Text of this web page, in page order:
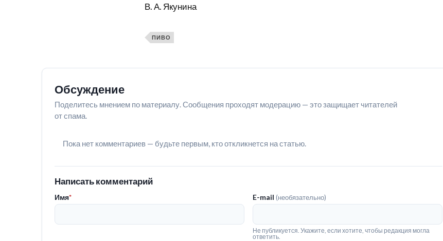
В. А. Якунина
ПИВО
Обсуждение
Поделитесь мнением по материалу. Сообщения проходят модерацию — это защищает читателей
от спама.
Пока нет комментариев — будьте первым, кто откликнется на статью.
Написать комментарий
Имя* E-mail (необязательно)
Не публикуется. Укажите, если хотите, чтобы редакция могла
ответить.